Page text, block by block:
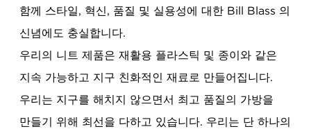
함께 스타일, 혁신, 품질 및 실용성에 대한 Bill Blass 의
신념에도 충실합니다.
우리의 니트 제품은 재활용 플라스틱 및 종이와 같은
지속 가능하고 지구 친화적인 재료로 만들어집니다.
우리는 지구를 해치지 않으면서 최고 품질의 가방을
만들기 위해 최선을 다하고 있습니다. 우리는 단 하나의